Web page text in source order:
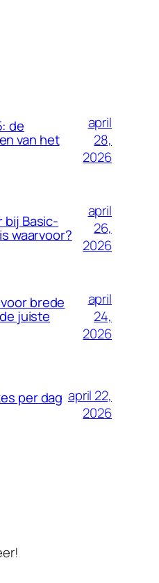
de
van het
april
28,
2026
bij Basic-
waarvoor?
april
26,
2026
brede
juiste
april
24,
2026
per dag april 22,
2026